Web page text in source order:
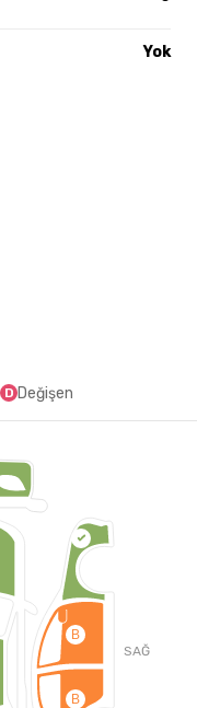
Yok
D Değişen
B
B
SAĞ